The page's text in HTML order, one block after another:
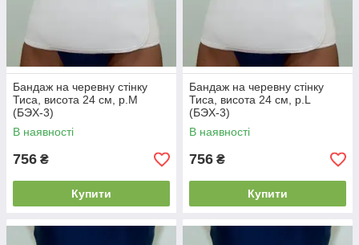
Бандаж на черевну стінку
Тиса, висота 24 см, р.M
(БЭХ-3)
В наявності
756 ₴
Купити
Бандаж на черевну стінку
Тиса, висота 24 см, р.L
(БЭХ-3)
В наявності
756 ₴
Купити